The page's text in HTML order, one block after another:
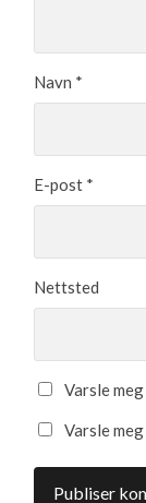
Navn *
E-post *
Nettsted
Varsle
Varsle